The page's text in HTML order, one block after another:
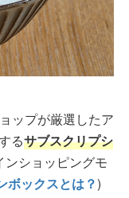
ップが厳選したア
るサブスクリプシ
ンショッピングモ
ボックスとは？)